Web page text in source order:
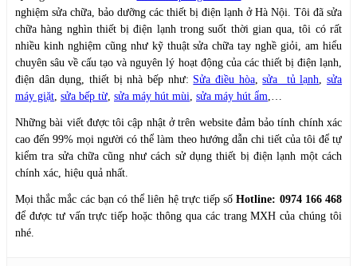
nghiệm sửa chữa, bảo dưỡng các thiết bị điện lạnh ở Hà Nội. Tôi đã sửa
chữa hàng nghìn thiết bị điện lạnh trong suốt thời gian qua, tôi có rất
nhiều kinh nghiệm cũng như kỹ thuật sửa chữa tay nghề giỏi, am hiểu
chuyên sâu về cấu tạo và nguyên lý hoạt động của các thiết bị điện lạnh,
điện dân dụng, thiết bị nhà bếp như: Sửa điều hòa,sửa tủ lạnh ,sửa
máy giặt sửa bếp từ sửa máy hút mùi sửa máy hút ẩm
Những bài viết được tôi cập nhật ở trên website đảm bảo tính chính xác
cao đến 99% mọi người có thể làm theo hướng dẫn chi tiết của tôi để tự
kiểm tra sửa chữa cũng như cách sử dụng thiết bị điện lạnh một cách
chính xác, hiệu quả nhất.
Mọi thắc mắc các bạn có thể liên hệ trực tiếp sốHotline: 0974 166 468
để được tư vấn trực tiếp hoặc thông qua các trang MXH của chúng tôi
nhé.